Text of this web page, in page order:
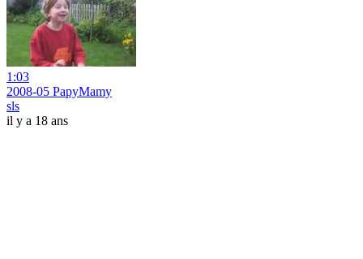
1:03
2008-05 PapyMamy
sls
il y a 18 ans